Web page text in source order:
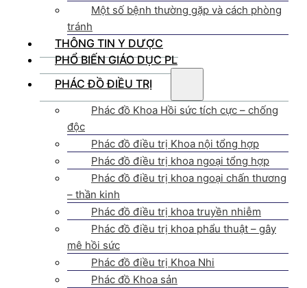
Một số bệnh thường gặp và cách phòng
tránh
THÔNG TIN Y DƯỢC
PHỔ BIẾN GIÁO DỤC PL
PHÁC ĐỒ ĐIỀU TRỊ
Phác đồ Khoa Hồi sức tích cực – chống
độc
Phác đồ điều trị Khoa nội tổng hợp
Phác đồ điều trị khoa ngoại tổng hợp
Phác đồ điều trị khoa ngoại chấn thương
– thần kinh
Phác đồ điều trị khoa truyền nhiễm
Phác đồ điều trị khoa phẩu thuật – gây
mê hồi sức
Phác đồ điều trị Khoa Nhi
Phác đồ Khoa sản